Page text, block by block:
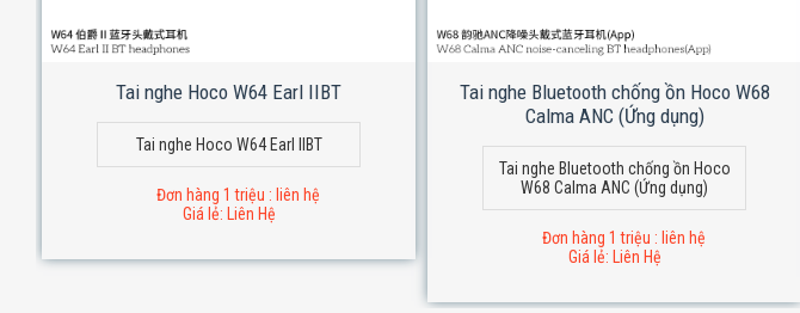
Tai nghe Hoco W64 Earl IIBT
Tai nghe Hoco W64 Earl IIBT
Đơn hàng 1 triệu : liên hệ
Giá lẻ: Liên Hệ
Tai nghe Bluetooth chống ồn Hoco W68
Calma ANC (Ứng dụng)
Tai nghe Bluetooth chống ồn Hoco
W68 Calma ANC (Ứng dụng)
Đơn hàng 1 triệu : liên hệ
Giá lẻ: Liên Hệ